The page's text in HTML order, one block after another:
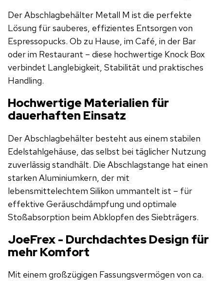
Der Abschlagbehälter Metall M ist die perfekte
Lösung für sauberes, effizientes Entsorgen von
Espresso­pucks. Ob zu Hause, im Café, in der Bar
oder im Restaurant – diese hochwertige Knock Box
verbindet Langlebigkeit, Stabilität und praktisches
Handling.
Hochwertige Materialien für
dauerhaften Einsatz
Der Abschlagbehälter besteht aus einem stabilen
Edelstahl­gehäuse, das selbst bei täglicher Nutzung
zuverlässig standhält. Die Abschlagstange hat einen
starken Aluminiumkern, der mit
lebensmittelechtem Silikon ummantelt ist – für
effektive Geräusch­dämpfung und optimale
Stoßabsorption beim Abklopfen des Siebträgers.
JoeFrex - Durchdachtes Design für
mehr Komfort
Mit einem großzügigen Fassungsvermögen von ca.